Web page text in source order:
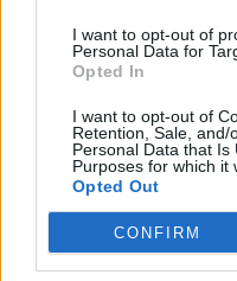
I want to opt-out of
Personal Data for
Opted In
I want to opt-out of
Retention, Sale, and/
Personal Data that Is
Purposes for which it
Opted Out
CONFIRM